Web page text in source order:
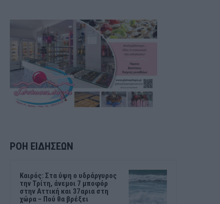
ΡΟΗ ΕΙΔΗΣΕΩΝ
Καιρός: Στα ύψη ο υδράργυρος
την Τρίτη, άνεμοι 7 μποφόρ
στην Αττική και 37αρια στη
χώρα – Πού θα βρέξει